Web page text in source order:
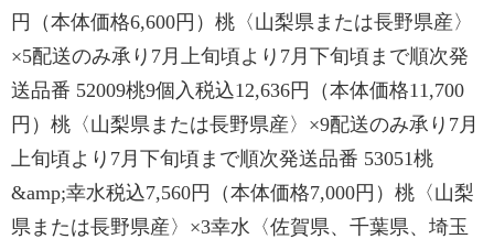
円（本体価格6,600円）桃〈山梨県または長野県産〉
×5配送のみ承り7月上旬頃より7月下旬頃まで順次発
送品番 52009桃9個入税込12,636円（本体価格11,700
円）桃〈山梨県または長野県産〉×9配送のみ承り7月
上旬頃より7月下旬頃まで順次発送品番 53051桃
&amp;幸水税込7,560円（本体価格7,000円）桃〈山梨
県または長野県産〉×3幸水〈佐賀県、千葉県、埼玉